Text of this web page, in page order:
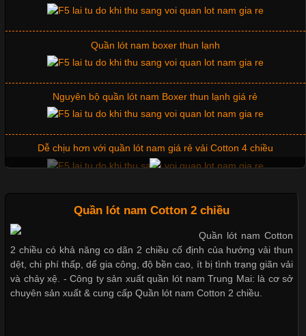
Những Mẫu Áo Thun Đồng Phục Công Ty Được Ưa
Chuộng Hiện Nay
Cập nhật 2026-06-01 14:23:34
Trong môi trường kinh doanh hiện đại, việc xây dựng hình ảnh
chuyên nghiệp đóng vai trò quan trọng đối với sự phát triển của
doanh nghiệp. Một trong những giải pháp hiệu quả được nhiều
đơn vị lựa chọn hiện nay là sử dụng áo thun đồng phục công ty.
Không chỉ giúp tạo sự đồng bộ, áo thun
Chất Liệu Lycra Có Gì Đặc Biệt Trong Ngành Thời Trang?
Cập nhật 2026-05-27 17:03:46
Vải Lycra Là Gì? Chất Liệu Co Giãn Được Ưa Chuộng Trong
Quần lót nam boxer thun lạnh
Nguyên bộ quần lót nam Boxer thun lạnh giá rẻ
Dễ chịu hơn với quần lót nam giá rẻ vải Cotton 4 chiều
Thị hiều quần lót nam bơi lội nam và nữ 2017
Quần lót nam Cotton 2 chiều
Quần lót nam Cotton
2 chiều có khả năng co dãn 2 chiều cố định của hướng vải thun
dệt, chi phí thấp, dể gia công, độ bền cao, ít bị tình trạng giãn vải
và chảy xệ. - Công ty sản xuất quần lót nam Trung Mai: là cơ sở
chuyên sản xuất & cung cấp Quần lót nam Cotton 2 chiều.